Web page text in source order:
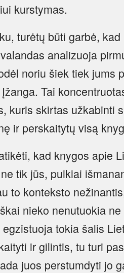
kurstymas.
turėtų būti garbė,
analizuoja
noriu šiek tiek jums
Tai
kuris skirtas užkabinti
ir perskaitytų visą
kad knygos apie
tik jūs, puikiai
to konteksto
nieko nenutuokia
tokia šalis
ir gilintis, tu turi
juos perstumdyti jo